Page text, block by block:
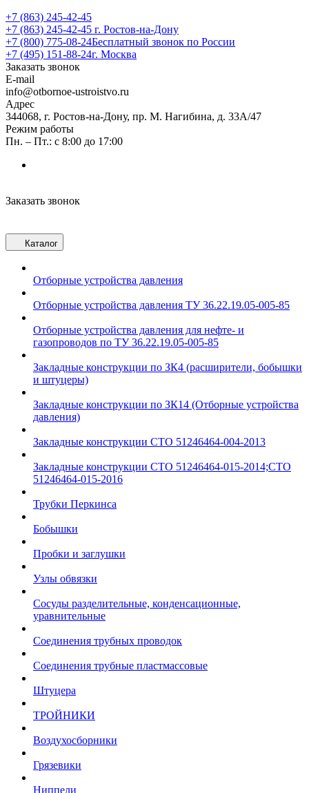
+7 (863) 245-42-45
+7 (863) 245-42-45 г. Ростов-на-Дону
+7 (800) 775-08-24Бесплатный звонок по России
+7 (495) 151-88-24г. Москва
Заказать звонок
E-mail
info@otbornoe-ustroistvo.ru
Адрес
344068, г. Ростов-на-Дону, пр. М. Нагибина, д. 33А/47
Режим работы
Пн. – Пт.: с 8:00 до 17:00
Заказать звонок
Каталог
Отборные устройства давления
Отборные устройства давления ТУ 36.22.19.05-005-85
Отборные устройства давления для нефте- и
газопроводов по ТУ 36.22.19.05-005-85
Закладные конструкции по ЗК4 (расширители, бобышки
и штуцеры)
Закладные конструкции по ЗК14 (Отборные устройства
давления)
Закладные конструкции СТО 51246464-004-2013
Закладные конструкции СТО 51246464-015-2014;СТО
51246464-015-2016
Трубки Перкинса
Бобышки
Пробки и заглушки
Узлы обвязки
Сосуды разделительные, конденсационные,
уравнительные
Соединения трубных проводок
Соединения трубные пластмассовые
Штуцера
ТРОЙНИКИ
Воздухосборники
Грязевики
Ниппели